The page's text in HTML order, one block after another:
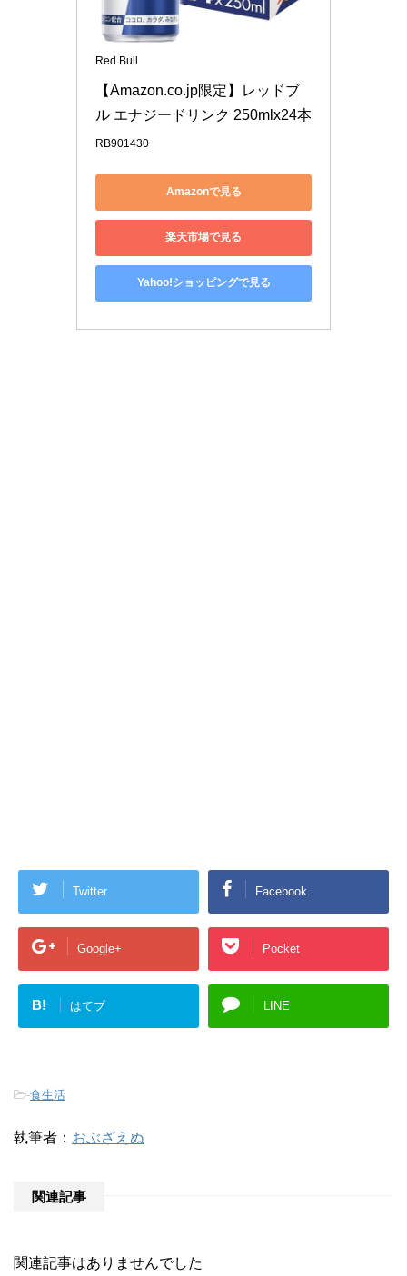
Red Bull
【Amazon.co.jp限定】レッドブ
ル エナジードリンク 250mlx24本
RB901430
Amazonで見る
楽天市場で見る
Yahoo!ショッピングで見る
Twitter Facebook
Google+ Pocket
B! はてブ LINE
-食生活
執筆者： おぶざえぬ
関連記事
関連記事はありませんでした